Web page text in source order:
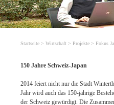
Startseite > Wirtschaft > Projekte > Fokus
150 Jahre Schweiz-Japan
2014 feiert nicht nur die Stadt
Jahr wird auch das 150-jährige
der Schweiz gewürdigt. Die